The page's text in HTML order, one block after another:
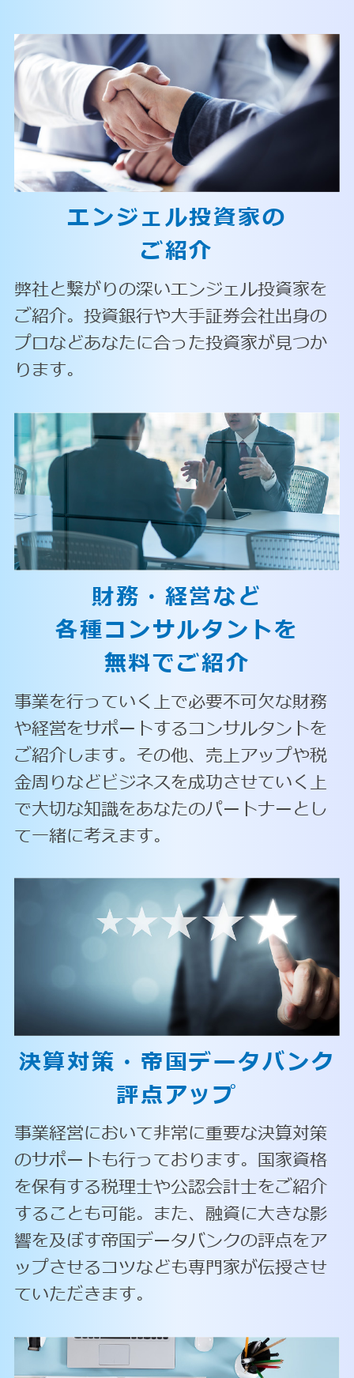
エンジェル投資家の
ご紹介
弊社と繋がりの深いエンジェル投資家を
ご紹介。投資銀行や大手証券会社出身の
プロなどあなたに合った投資家が見つか
ります。
財務・経営など
各種コンサルタントを
無料でご紹介
事業を行っていく上で必要不可欠な財務
や経営をサポートするコンサルタントを
ご紹介します。その他、売上アップや税
金周りなどビジネスを成功させていく上
で大切な知識をあなたのパートナーとし
て一緒に考えます。
決算対策・ 帝国データバンク
評点アップ
事業経営において非常に重要な決算対策
のサポートも行っております。国家資格
を保有する税理士や公認会計士をご紹介
することも可能。また、融資に大きな影
響を及ぼす帝国データバンクの評点をア
ップさせるコツなども専門家が伝授させ
ていただきます。